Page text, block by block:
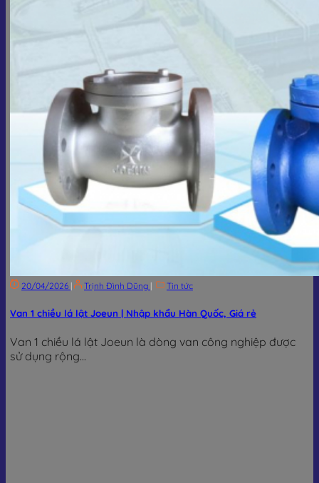
20/04/2026 | Trịnh Đình Dũng | Tin tức
Van 1 chiều lá lật Joeun | Nhập khẩu Hàn Quốc, Giá rẻ
Van 1 chiều lá lật Joeun là dòng van công nghiệp được
sử dụng rộng...